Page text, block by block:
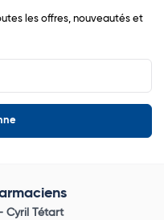
les offres, nouveautés et
Cyril Tétart